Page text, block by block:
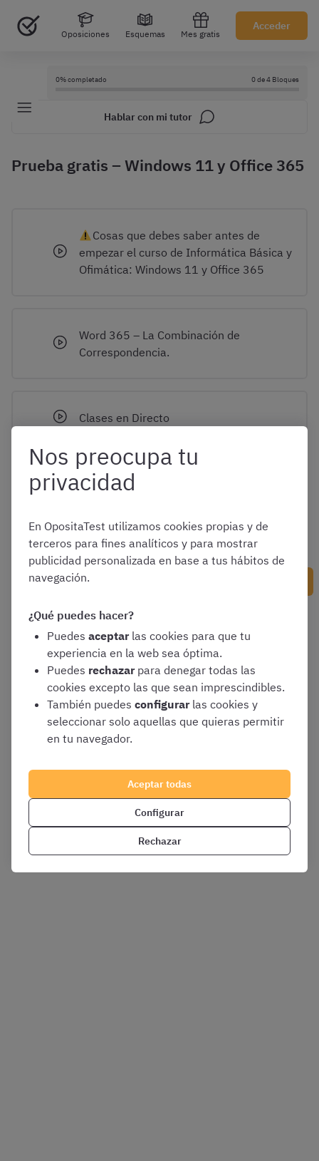
Oposiciones Esquemas Mes gratis
Acceder
0% completado 0 de 4 Bloques
Hablar con mi tutor
Prueba gratis – Windows 11 y Office 365
Cosas que debes saber antes de
empezar el curso de Informática Básica y
Ofimática: Windows 11 y Office 365
Word 365 – La Combinación de
Correspondencia.
Clases en Directo
Vídeos Formativos
Nos preocupa tu
privacidad
En OpositaTest utilizamos cookies propias y de
terceros para fines analíticos y para mostrar
publicidad personalizada en base a tus hábitos de
navegación.
¿Qué puedes hacer?
Puedes aceptar las cookies para que tu
experiencia en la web sea óptima.
Puedes rechazar para denegar todas las
cookies excepto las que sean imprescindibles.
También puedes configurar las cookies y
seleccionar solo aquellas que quieras permitir
en tu navegador.
Aceptar todas
Configurar
Rechazar